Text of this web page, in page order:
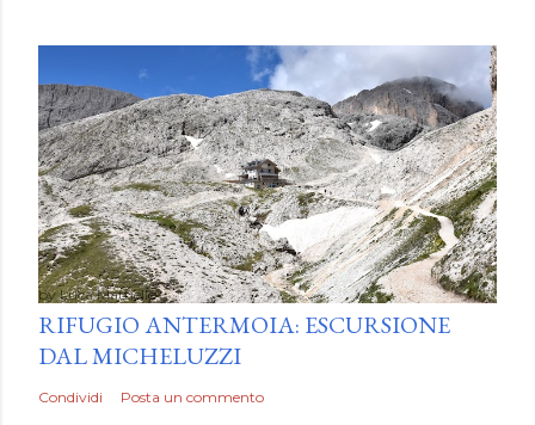
byLuca Mattiello
RIFUGIO ANTERMOIA: ESCURSIONE
DAL MICHELUZZI
Condividi Posta un commento